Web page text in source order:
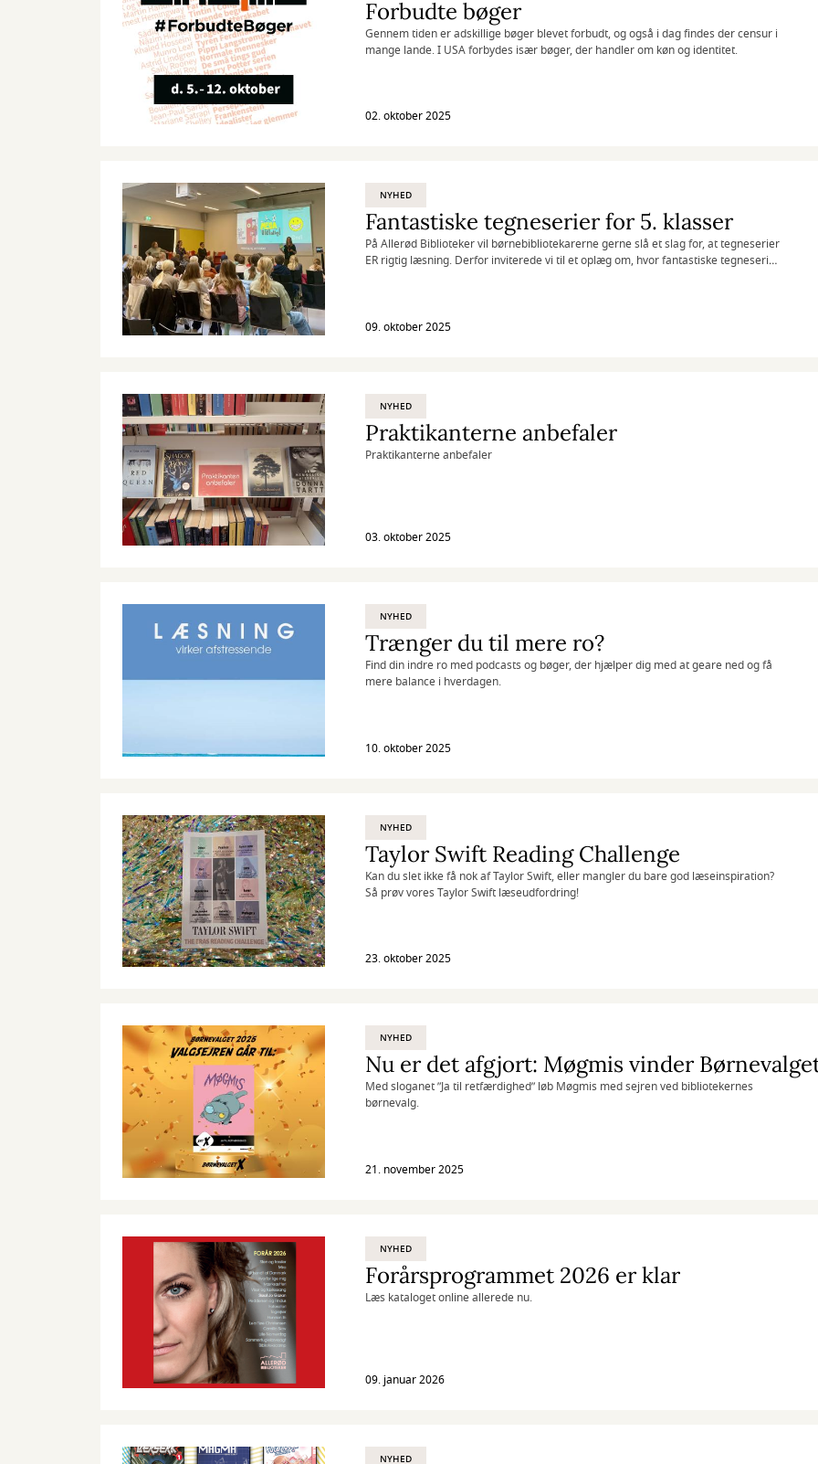
Forbudte bøger
Gennem tiden er adskillige bøger blevet forbudt, og også i dag findes der censur i
mange lande. I USA forbydes især bøger, der handler om køn og identitet.
02. oktober 2025
NYHED
Fantastiske tegneserier for 5. klasser
På Allerød Biblioteker vil børnebibliotekarerne gerne slå et slag for, at tegneserier
ER rigtig læsning. Derfor inviterede vi til et oplæg om, hvor fantastiske tegneserier
09. oktober 2025
NYHED
Praktikanterne anbefaler
Praktikanterne anbefaler
03. oktober 2025
NYHED
Trænger du til mere ro?
Find din indre ro med podcasts og bøger, der hjælper dig med at geare ned og få
mere balance i hverdagen.
10. oktober 2025
NYHED
Taylor Swift Reading Challenge
Kan du slet ikke få nok af Taylor Swift, eller mangler du bare god læseinspiration?
Så prøv vores Taylor Swift læseudfordring!
23. oktober 2025
NYHED
Nu er det afgjort: Møgmis vinder
Med sloganet ”Ja til retfærdighed” løb Møgmis med sejren ved bibliotekernes
børnevalg.
21. november 2025
NYHED
Forårsprogrammet 2026 er klar
Læs kataloget online allerede nu.
09. januar 2026
NYHED